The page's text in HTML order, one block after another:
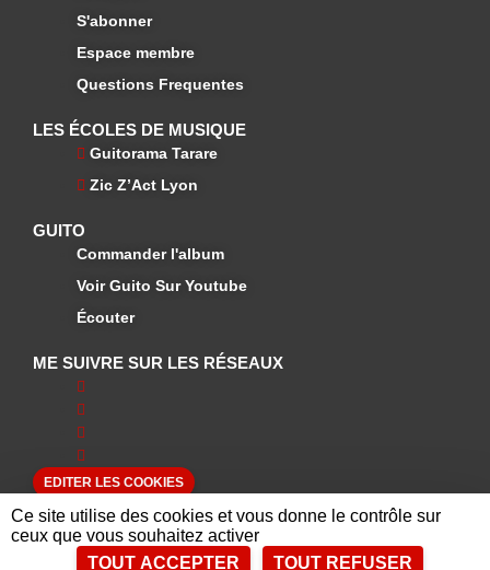
Ce site utilise des cookies et vous donne le contrôle sur
ceux que vous souhaitez activer
TOUT ACCEPTER
TOUT REFUSER
S'abonner
Espace membre
Questions Frequentes
LES ÉCOLES DE MUSIQUE
Guitorama Tarare
Zic Z’Act Lyon
GUITO
Commander l'album
Voir Guito Sur Youtube
Écouter
ME SUIVRE SUR LES RÉSEAUX
EDITER LES COOKIES